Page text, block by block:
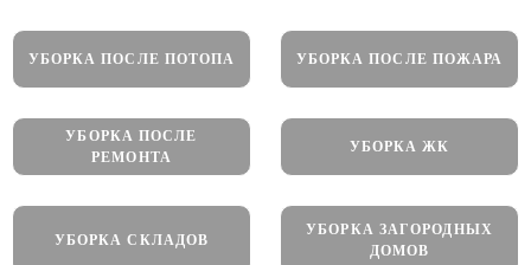
УБОРКА ПОСЛЕ ПОТОПА УБОРКА ПОСЛЕ ПОЖАРА
УБОРКА ПОСЛЕ
РЕМОНТА
УБОРКА ЖК
УБОРКА СКЛАДОВ
УБОРКА ЗАГОРОДНЫХ
ДОМОВ